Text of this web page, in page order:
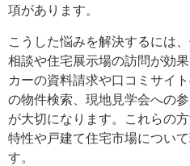
項があります。
こうした悩みを解決するには
相談や住宅展示場の訪問が効
カーの資料請求や口コミサイ
の物件検索、現地見学会への
が大切になります。これらの
特性や戸建て住宅市場につい
す。